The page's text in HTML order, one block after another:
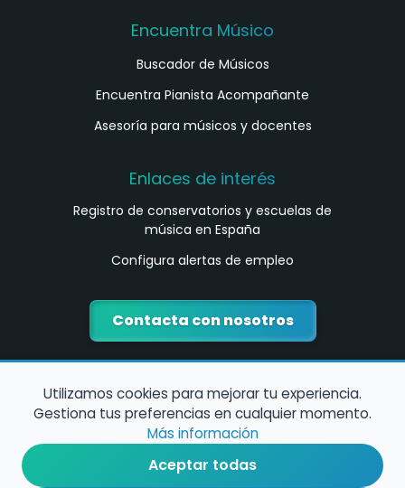
Encuentra Músico
Buscador de Músicos
Encuentra Pianista Acompañante
Asesoría para músicos y docentes
Enlaces de interés
Registro de conservatorios y escuelas de
música en España
Configura alertas de empleo
Contacta con nosotros
Utilizamos cookies para mejorar tu experiencia.
Gestiona tus preferencias en cualquier momento.
Más información
Aceptar todas